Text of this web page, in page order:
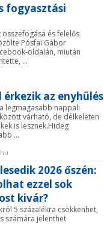
fogyasztási
és felelős
Pósfai Gábor
oldalán, miután
...
az enyhülés
legmagasabb nappali
várható, de délkeleten
is lesznek.Hideg
...
2026 őszén:
ezzel sok
kivár?
5 százalékra csökkenhet,
számára jelenthet